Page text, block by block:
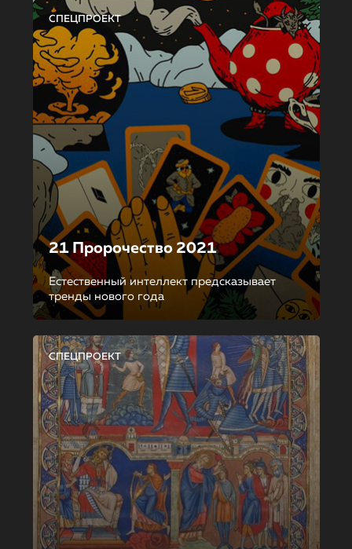
СПЕЦПРОЕКТ
21 Пророчество 2021
Естественный интеллект предсказывает
тренды нового года
СПЕЦПРОЕКТ